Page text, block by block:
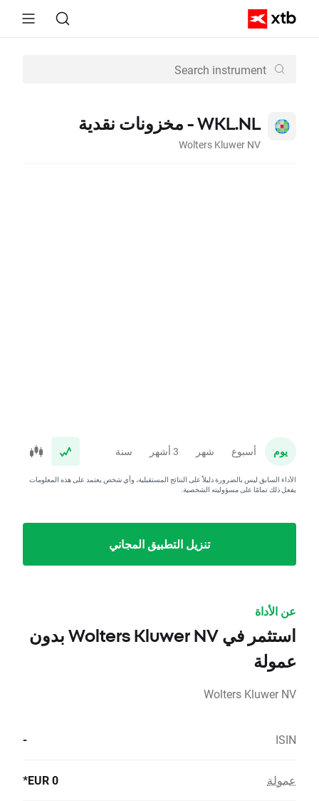
WKL.NL - مخزونات نقدية
Wolters Kluwer NV
يوم أسبوع شهر 3 أشهر سنة
الأداء السابق ليس بالضرورة دليلاً على النتائج المستقبلية، وأي شخص يعتمد على هذه المعلومات
يفعل ذلك تمامًا على مسؤوليته الشخصية.
تنزيل التطبيق المجاني
عن الأداة
استثمر في Wolters Kluwer NV بدون
عمولة
Wolters Kluwer NV
ISIN
-
عمولة 0 EUR*